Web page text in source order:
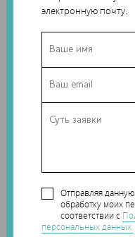
электронную почту.
Отправляя
обработку моих
соответствии с
персональных данных.
внедрении аддитивных
деталей камеры
давления, сопловых и
двигателестроительной
единый интегратор
аддитивных технологий.
Центр
Ростех